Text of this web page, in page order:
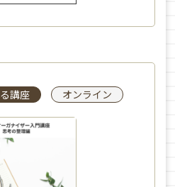
講座 オンライン